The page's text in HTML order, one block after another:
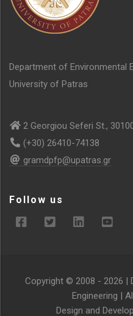
Department of Environmental
University of Patras
2 Georgiou Seferi St.,
(+30) 26410-74138
gramdpfp@upatras.gr
Follow us
Copyright © 2008 - 2026 |
Engineering |
Design and